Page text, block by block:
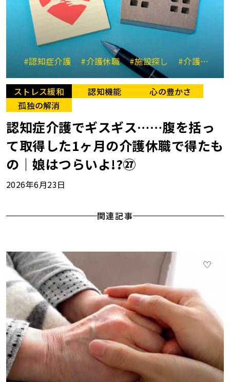
#認知症介護 #介護休職 #施設探し #介護と仕事の両立
ストレス緩和 認知機能
心の豊かさ
孤独の解消
認知症介護でギスギス……腹を括っ
て取得した1ヶ月の介護休職で得たも
の｜娘はつらいよ!?㉗
2026年6月23日
関連記事